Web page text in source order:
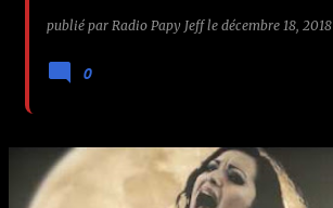
publié par Radio Papy Jeff le décembre 18, 2018
0